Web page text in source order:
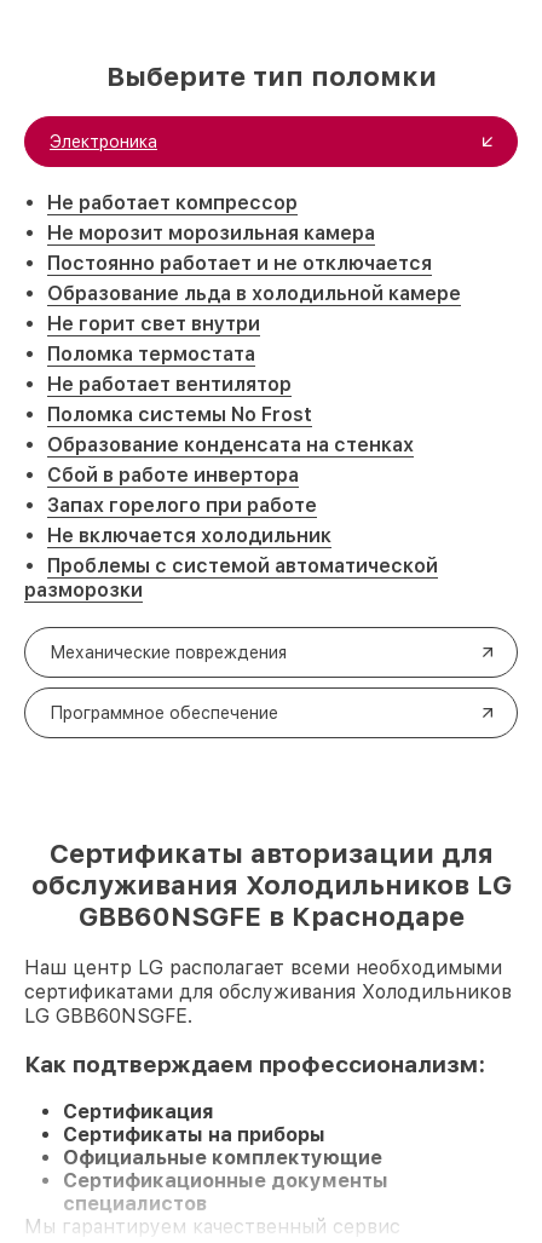
Выберите тип поломки
Электроника
Не работает компрессор
Не морозит морозильная камера
Постоянно работает и не отключается
Образование льда в холодильной камере
Не горит свет внутри
Поломка термостата
Не работает вентилятор
Поломка системы No Frost
Образование конденсата на стенках
Сбой в работе инвертора
Запах горелого при работе
Не включается холодильник
Проблемы с системой автоматической
разморозки
Механические повреждения
Программное обеспечение
Сертификаты авторизации для
обслуживания Холодильников LG
GBB60NSGFE в Краснодаре
Наш центр LG располагает всеми необходимыми
сертификатами для обслуживания Холодильников
LG GBB60NSGFE.
Как подтверждаем профессионализм:
Сертификация
Сертификаты на приборы
Официальные комплектующие
Сертификационные документы
специалистов
Мы гарантируем качественный сервис